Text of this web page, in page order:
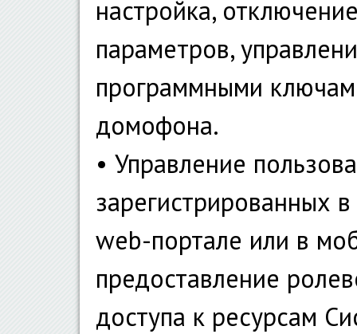
настройка,
параметров,
программными
домофона.
• Управление
зарегистрированных
web-портале или в
предоставление
доступа к ресурсам